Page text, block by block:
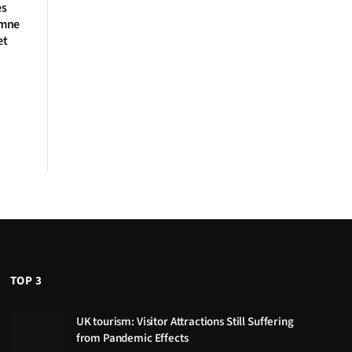
TOP 3
UK tourism: Visitor Attractions Still Suffering
from Pandemic Effects